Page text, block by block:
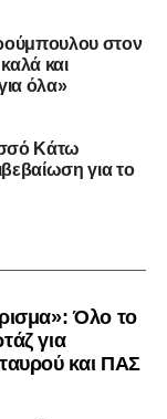
την
Σμύρνης.
και
Newsγια να
Ελλάδα και τον
στον
και
όλα»
Κάτω
για το
Όλο το
για
και ΠΑΣ